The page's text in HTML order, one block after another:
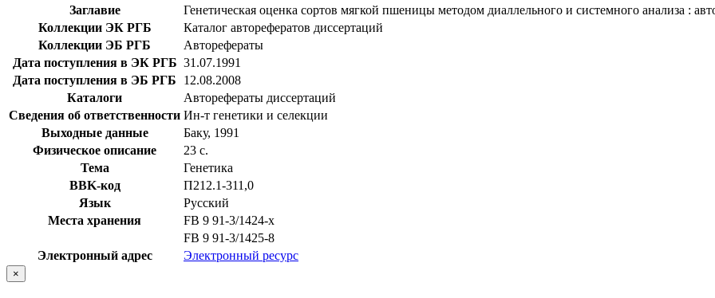
Заглавие
Генетическая оценка сортов мягкой пшеницы методом диаллельного и системного анализа :
Коллекции ЭК РГБ
Каталог авторефератов диссертаций
Коллекции ЭБ РГБ
Авторефераты
Дата поступления в ЭК РГБ 31.07.1991
Дата поступления в ЭБ РГБ
12.08.2008
Каталоги
Авторефераты диссертаций
Сведения об ответственности Ин-т генетики и селекции
Выходные данные
Баку, 1991
Физическое описание
23 с.
Тема
Генетика
BBK-код
П212.1-311,0
Язык
Русский
Места хранения
FB 9 91-3/1424-x
FB 9 91-3/1425-8
Электронный адрес
Электронный ресурс
×